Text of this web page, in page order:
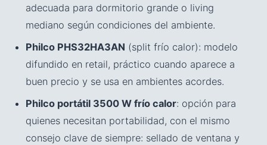
adecuada para dormitorio grande o living
mediano según condiciones del ambiente.
Philco PHS32HA3AN (split frío calor): modelo
difundido en retail, práctico cuando aparece a
buen precio y se usa en ambientes acordes.
Philco portátil 3500 W frío calor: opción para
quienes necesitan portabilidad, con el mismo
consejo clave de siempre: sellado de ventana y